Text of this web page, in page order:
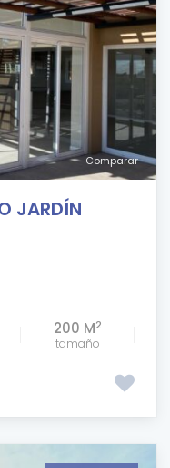
Comparar
JARDÍN
200 M2
tamaño